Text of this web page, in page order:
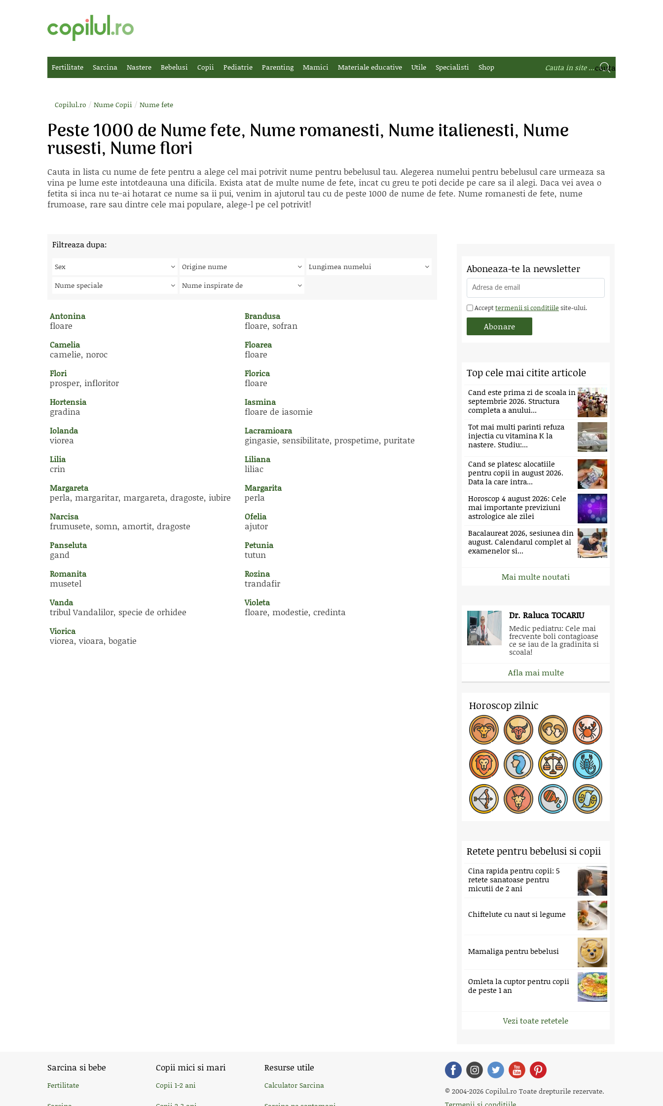
Fertilitate Sarcina Nastere Bebelusi Copii Pediatrie Parenting Mamici Materiale educative Utile Specialisti Shop
Copilul.ro / Nume Copii / Nume fete
Peste 1000 de Nume fete, Nume romanesti, Nume italienesti, Nume
rusesti, Nume flori
Cauta in lista cu nume de fete pentru a alege cel mai potrivit nume pentru bebelusul tau. Alegerea numelui pentru bebelusul care urmeaza sa
vina pe lume este intotdeauna una dificila. Exista atat de multe nume de fete, incat cu greu te poti decide pe care sa il alegi. Daca vei avea o
fetita si inca nu te-ai hotarat ce nume sa ii pui, venim in ajutorul tau cu de peste 1000 de nume de fete. Nume romanesti de fete, nume
frumoase, rare sau dintre cele mai populare, alege-l pe cel potrivit!
Filtreaza dupa:
Sex Origine nume
Lungimea numelui
Nume speciale
Nume inspirate de
Antonina
floare
Brandusa
floare, sofran
Camelia
camelie, noroc
Floarea
floare
Flori
prosper, infloritor
Florica
floare
Hortensia
gradina
Iasmina
floare de iasomie
Iolanda
viorea
Lacramioara
gingasie, sensibilitate, prospetime, puritate
Lilia
crin
Liliana
liliac
Margareta
perla, margaritar, margareta, dragoste, iubire
Margarita
perla
Narcisa
frumusete, somn, amortit, dragoste
Ofelia
ajutor
Panseluta
gand
Petunia
tutun
Romanita
musetel
Rozina
trandafir
Vanda
tribul Vandalilor, specie de orhidee
Violeta
floare, modestie, credinta
Viorica
viorea, vioara, bogatie
Aboneaza-te la newsletter
Accepttermenii si conditiile site-ului.
Top cele mai citite articole
Cand este prima zi de scoala in
septembrie 2026. Structura
completa a anului...
Tot mai multi parinti refuza
injectia cu vitamina K la
nastere. Studiu:...
Cand se platesc alocatiile
pentru copii in august 2026.
Data la care intra...
Horoscop 4 august 2026: Cele
mai importante previziuni
astrologice ale zilei
Bacalaureat 2026, sesiunea din
august. Calendarul complet al
examenelor si...
Mai multe noutati
Dr. Raluca TOCARIU
Medic pediatru: Cele mai
frecvente boli contagioase
ce se iau de la gradinita si
scoala!
Afla mai multe
Horoscop zilnic
Retete pentru bebelusi si copii
Cina rapida pentru copii: 5
retete sanatoase pentru
micutii de 2 ani
Chiftelute cu naut si legume
Mamaliga pentru bebelusi
Omleta la cuptor pentru copii
de peste 1 an
Vezi toate retetele
Sarcina si bebe
Fertilitate
Copii mici si mari
Copii 1-2 ani
Resurse utile
Calculator Sarcina
© 2004-2026 Copilul.ro Toate drepturile rezervate.